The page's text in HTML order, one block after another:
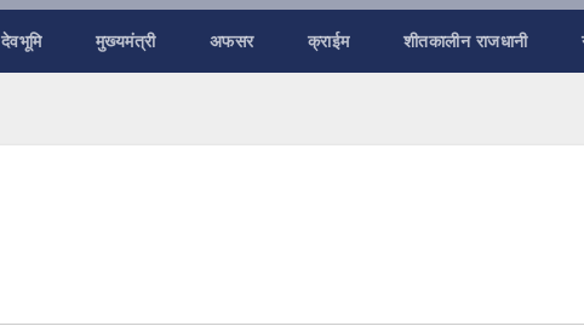
देवभूमि मुख्यमंत्री अफसर क्राईम शीतकालीन राजधानी